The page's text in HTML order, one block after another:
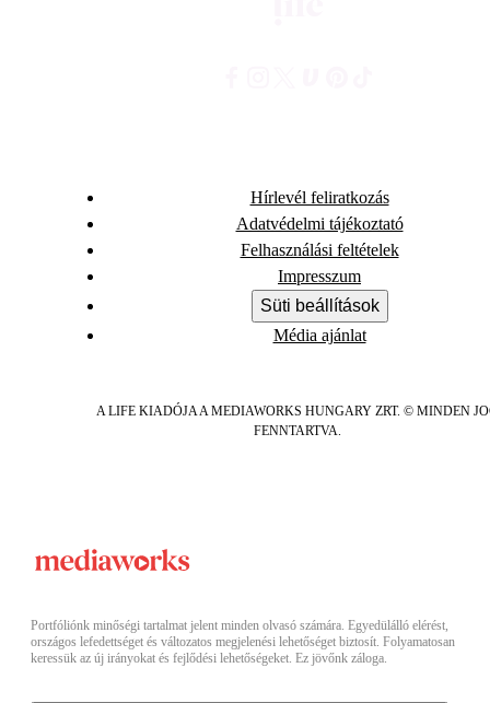
Hírlevél feliratkozás
Adatvédelmi tájékoztató
Felhasználási feltételek
Impresszum
Süti beállítások
Média ajánlat
A LIFE KIADÓJA A MEDIAWORKS HUNGARY ZRT. © MINDEN
FENNTARTVA.
Portfóliónk minőségi tartalmat jelent minden olvasó számára. Egyedülálló elérést,
országos lefedettséget és változatos megjelenési lehetőséget biztosít. Folyamatosan
keressük az új irányokat és fejlődési lehetőségeket. Ez jövőnk záloga.